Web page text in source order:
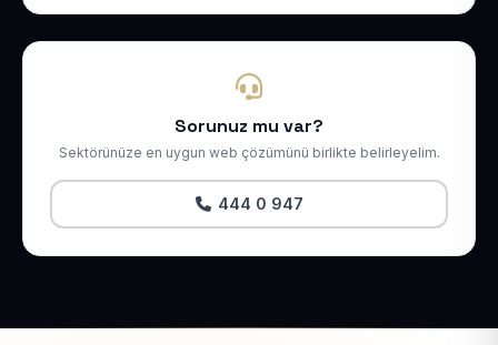
Sorunuz mu var?
Sektörünüze en uygun web çözümünü birlikte belirleyelim.
444 0 947